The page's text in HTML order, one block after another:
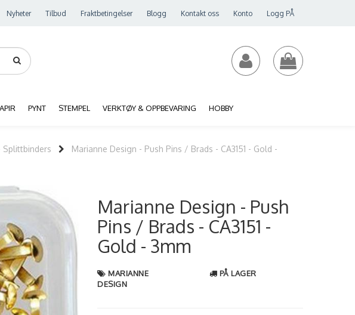
Nyheter Tilbud Fraktbetingelser Blogg Kontakt oss Konto Logg PÅ
PYNT STEMPEL VERKTØY & OPPBEVARING HOBBY
Splittbinders
Marianne Design - Push Pins / Brads - CA3151 - Gold -
Marianne Design - Push
Pins / Brads - CA3151 -
Gold - 3mm
MARIANNE
DESIGN
PÅ LAGER